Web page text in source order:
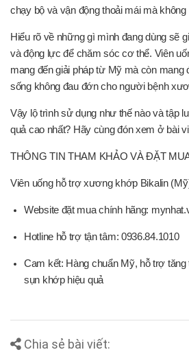
chạy bộ và vận động thoải mái mà không
Hiểu rõ về những gì mình đang dùng sẽ
và động lực để chăm sóc cơ thể. Viên
mang đến giải pháp từ Mỹ mà còn mang
sống không đau đớn cho người bệnh
Vậy lộ trình sử dụng như thế nào và tập
quả cao nhất? Hãy cùng đón xem ở bài
THÔNG TIN THAM KHẢO VÀ ĐẶT
Viên uống hỗ trợ xương khớp Bikalin
Website đặt mua chính hãng:
Hotline hỗ trợ tận tâm: 0936.84.1010
Cam kết: Hàng chuẩn Mỹ, hỗ trợ
sụn khớp hiệu quả
Chia sẻ bài viết: